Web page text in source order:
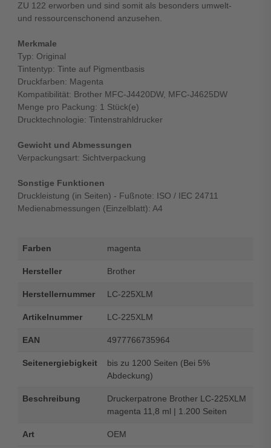
ZU 122 erworben und sind somit als besonders umwelt-
und ressourcenschonend anzusehen.
Merkmale
Typ: Original
Tintentyp: Tinte auf Pigmentbasis
Druckfarben: Magenta
Kompatibilität: Brother MFC-J4420DW, MFC-J4625DW
Menge pro Packung: 1 Stück(e)
Drucktechnologie: Tintenstrahldrucker
Gewicht und Abmessungen
Verpackungsart: Sichtverpackung
Sonstige Funktionen
Druckleistung (in Seiten) - Fußnote: ISO / IEC 24711
Medienabmessungen (Einzelblatt): A4
Farben magenta
Hersteller Brother
Herstellernummer LC-225XLM
Artikelnummer LC-225XLM
EAN 4977766735964
Seitenergiebigkeit
bis zu 1200 Seiten (Bei 5%
Abdeckung)
Beschreibung
Druckerpatrone Brother LC-225XLM
magenta 11,8 ml | 1.200 Seiten
Art OEM